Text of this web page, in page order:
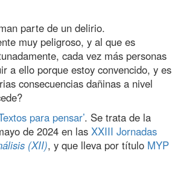
parte de un delirio.
muy peligroso, y al que es
cada vez más personas
a ello porque estoy convencido, y es
consecuencias dañinas a nivel
para pensar’. Se trata de la
de 2024 en las XXIII Jornadas
(XII), y que lleva por título MYP